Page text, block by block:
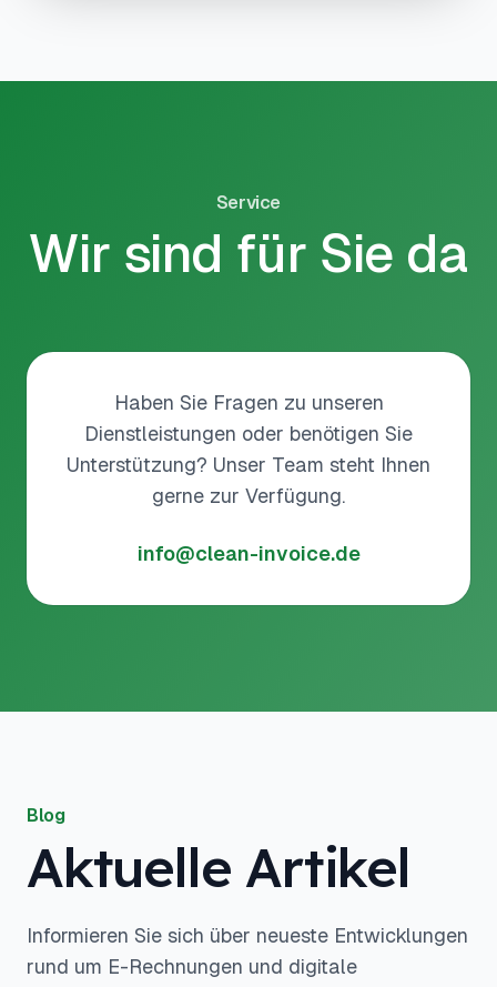
Service
Wir sind für Sie da
Haben Sie Fragen zu unseren
Dienstleistungen oder benötigen Sie
Unterstützung? Unser Team steht Ihnen
gerne zur Verfügung.
info@clean-invoice.de
Blog
Aktuelle Artikel
Informieren Sie sich über neueste Entwicklungen
rund um E-Rechnungen und digitale